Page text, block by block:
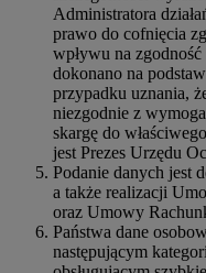
Administratora
prawo do cofnięcia
wpływu na
dokonano na
przypadku uznania,
niezgodnie z
skargę do
jest Prezes Urzędu
Podanie danych jest
a także realizacji
oraz Umowy
Państwa dane
następującym